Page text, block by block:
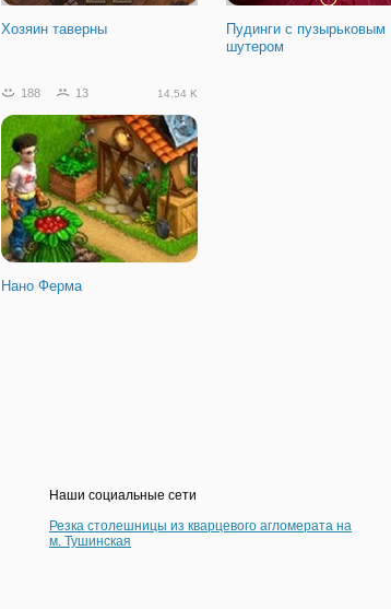
Хозяин таверны
Пудинги с пузырьковым
шутером
188 13 14.54 K
Нано Ферма
Наши социальные сети
Резка столешницы из кварцевого агломерата на
м. Тушинская